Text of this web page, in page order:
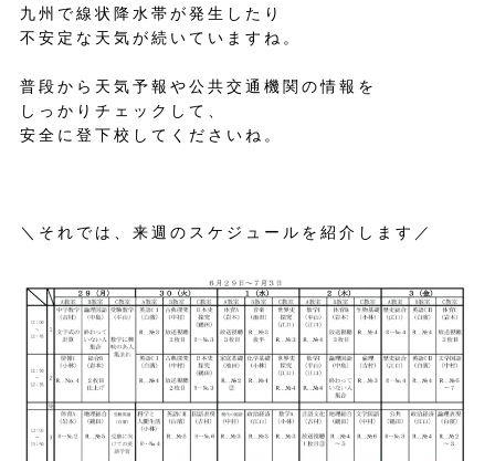
九州で線状降水帯が発生したり
不安定な天気が続いていますね。
普段から天気予報や公共交通機関の情報を
しっかりチェックして、
安全に登下校してくださいね。
＼それでは、来週のスケジュールを紹介します／